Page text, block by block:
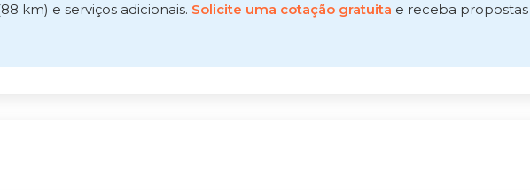
km) e serviços adicionais. Solicite uma cotação gratuita e receba